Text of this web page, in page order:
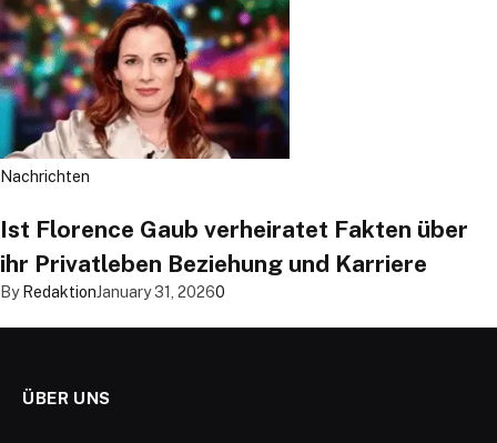
Nachrichten
Ist Florence Gaub verheiratet Fakten über
ihr Privatleben Beziehung und Karriere
By RedaktionJanuary 31, 20260
ÜBER UNS